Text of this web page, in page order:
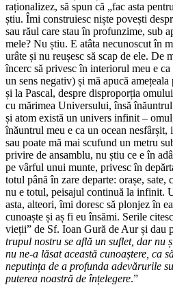
raționalizez, să spun că „fac asta
știu. Îmi construiesc niște povești
sau răul care stau în profunzime, sub
mele? Nu știu. E atâta necunoscut în
urâte și nu reușesc să scap de ele. De
încerc să privesc în interiorul meu e
un sens negativ) și mă apucă
și la Pascal, despre disproporția
cu mărimea Universului, însă
și atom există un univers infinit –
înăuntrul meu e ca un ocean nesfârșit,
sau poate mă mai scufund un metru
privire de ansamblu, nu știu ce e în
pe vârful unui munte, privesc în
totul până în zare departe: orașe, sate,
nu e totul, peisajul continuă la infinit.
asta, alteori, îmi doresc să plonjez în
cunoaște și aș fi eu însămi. Serile
vieții” de Sf. Ioan Gură de Aur și dau
trupul nostru se află un suflet, dar nu
nu ne-a lăsat această cunoaștere, ca
neputința de a profunda adevărurile
puterea noastră de înțelegere.”